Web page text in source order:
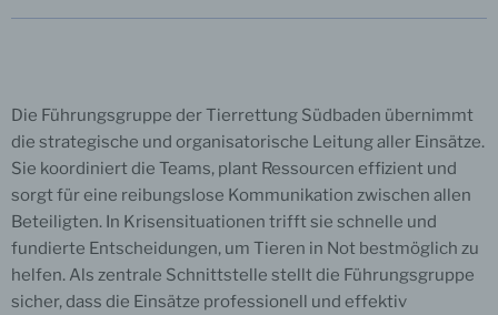
Die Führungsgruppe der Tierrettung Südbaden übernimmt
die strategische und organisatorische Leitung aller Einsätze.
Sie koordiniert die Teams, plant Ressourcen effizient und
sorgt für eine reibungslose Kommunikation zwischen allen
Beteiligten. In Krisensituationen trifft sie schnelle und
fundierte Entscheidungen, um Tieren in Not bestmöglich zu
helfen. Als zentrale Schnittstelle stellt die Führungsgruppe
sicher, dass die Einsätze professionell und effektiv